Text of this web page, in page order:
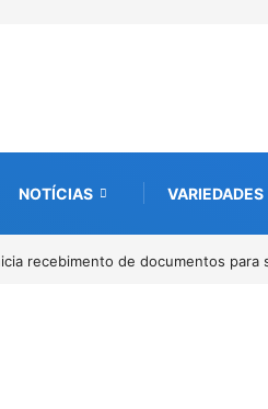
NOTÍCIAS VARIEDADES
recebimento de documentos para